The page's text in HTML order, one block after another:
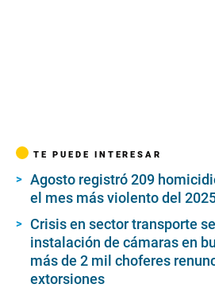
TE PUEDE INTERESAR
Agosto registró 209
el mes más violento del
Crisis en sector transporte
instalación de cámaras en
más de 2 mil choferes
extorsiones